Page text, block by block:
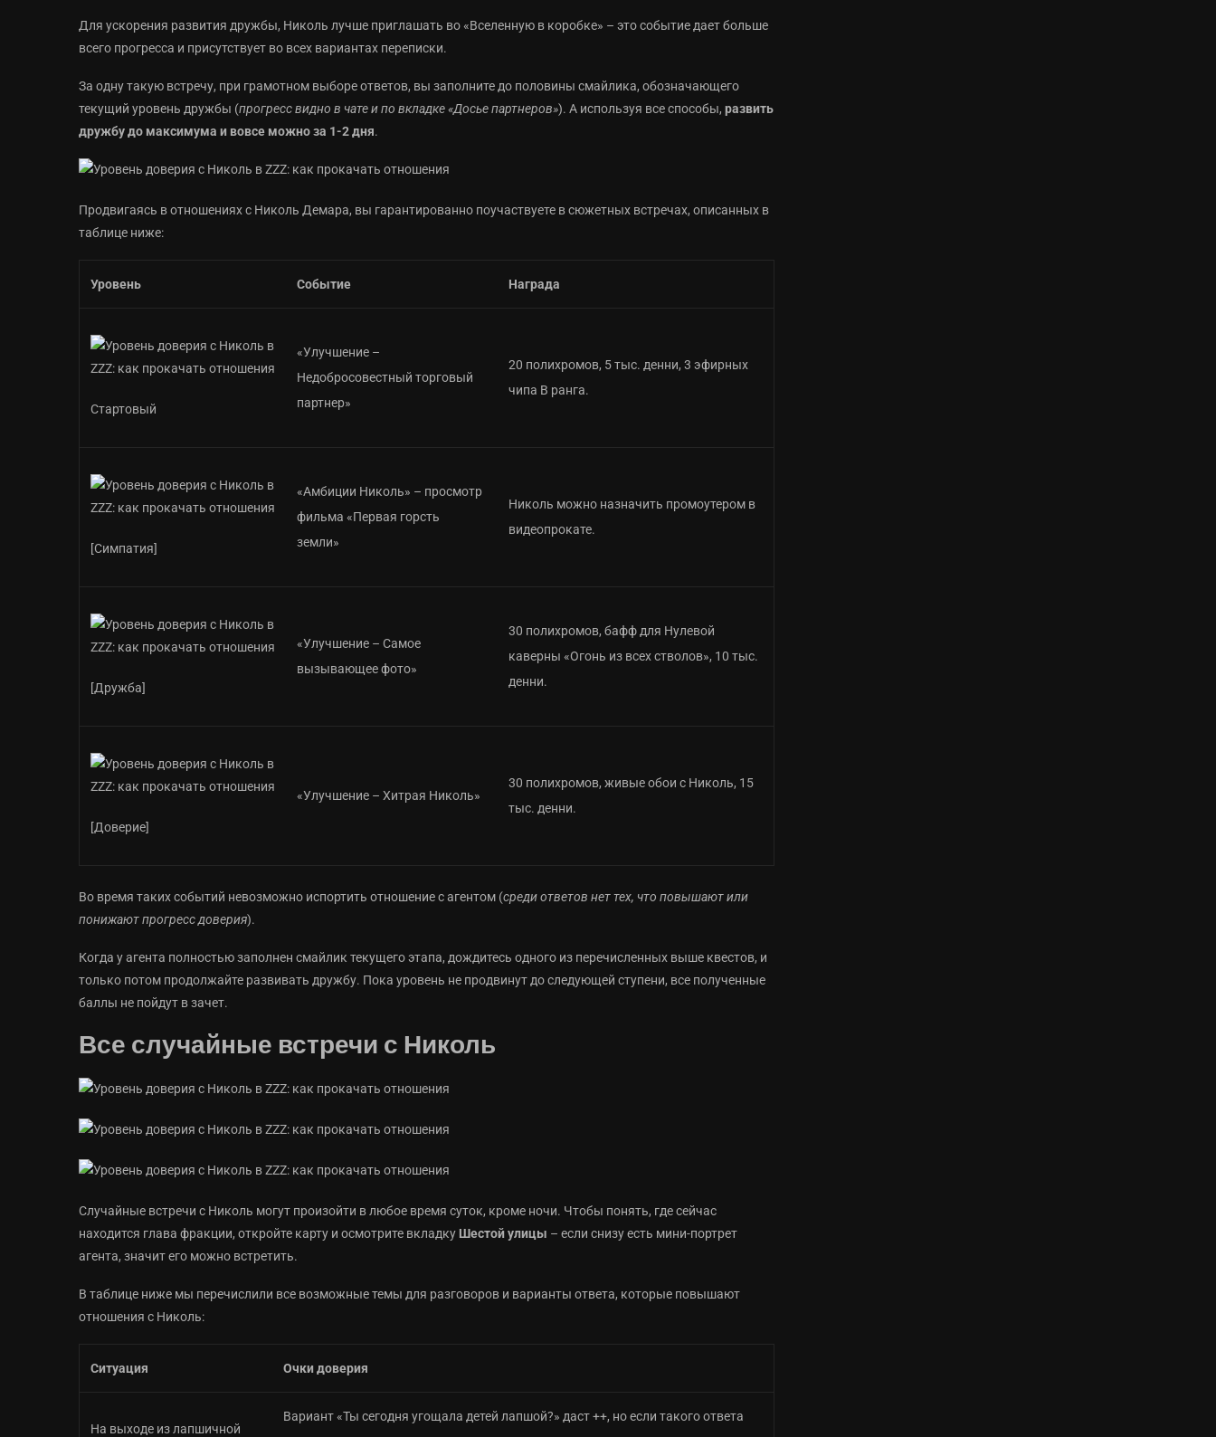
Для ускорения развития дружбы, Николь лучше приглашать во «Вселенную в коробке» – это событие дает больше
всего прогресса и присутствует во всех вариантах переписки.
За одну такую встречу, при грамотном выборе ответов, вы заполните до половины смайлика, обозначающего
текущий уровень дружбы (прогресс видно в чате и по вкладке «Досье партнеров»). А используя все способы, развить
дружбу до максимума и вовсе можно за 1-2 дня.
Продвигаясь в отношениях с Николь Демара, вы гарантированно поучаствуете в сюжетных встречах, описанных в
таблице ниже:
Уровень Событие Награда
Стартовый
«Улучшение –
Недобросовестный торговый
партнер»
20 полихромов, 5 тыс. денни, 3 эфирных
чипа B ранга.
[Симпатия]
«Амбиции Николь» – просмотр
фильма «Первая горсть
земли»
Николь можно назначить промоутером в
видеопрокате.
[Дружба]
«Улучшение – Самое
вызывающее фото»
30 полихромов, бафф для Нулевой
каверны «Огонь из всех стволов», 10 тыс.
денни.
[Доверие]
«Улучшение – Хитрая Николь»
30 полихромов, живые обои с Николь, 15
тыс. денни.
Во время таких событий невозможно испортить отношение с агентом (среди ответов нет тех, что повышают или
понижают прогресс доверия).
Когда у агента полностью заполнен смайлик текущего этапа, дождитесь одного из перечисленных выше квестов, и
только потом продолжайте развивать дружбу. Пока уровень не продвинут до следующей ступени, все полученные
баллы не пойдут в зачет.
Все случайные встречи с Николь
Случайные встречи с Николь могут произойти в любое время суток, кроме ночи. Чтобы понять, где сейчас
находится глава фракции, откройте карту и осмотрите вкладку Шестой улицы – если снизу есть мини-портрет
агента, значит его можно встретить.
В таблице ниже мы перечислили все возможные темы для разговоров и варианты ответа, которые повышают
отношения с Николь:
Ситуация Очки доверия
На выходе из лапшичной
Вариант «Ты сегодня угощала детей лапшой?» даст ++, но если такого ответа